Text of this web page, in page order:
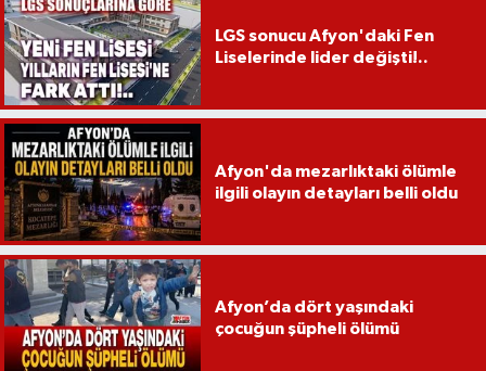
LGS sonucu Afyon'daki Fen
Liselerinde lider değişti!..
Afyon'da mezarlıktaki ölümle
ilgili olayın detayları belli oldu
Afyon’da dört yaşındaki
çocuğun şüpheli ölümü